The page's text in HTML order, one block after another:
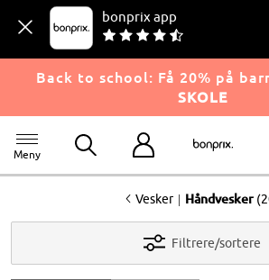
bonprix app
Back to school: Få 20% på
SKOLE
Meny
<Vesker | Håndvesker
Filtrere/sortere